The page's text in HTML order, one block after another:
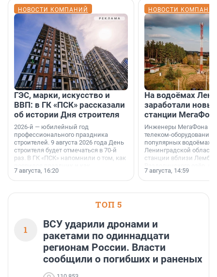
НОВОСТИ КОМПАНИЙ
ГЭС, марки, искусство и
ВВП: в ГК «ПСК» рассказали
об истории Дня строителя
2026-й — юбилейный год
профессионального праздника
строителей. 9 августа 2026 года День
строителя будет отмечаться в 70-й
раз. В ГК «ПСК» напомнили о том, как
поменялась роль строительства.
7 августа, 16:20
НОВОСТИ
На водоёмах
заработали
станции
Инженеры МегаФона
телеком-оборудование
популярных водоёмах
Ленинградской
станции вблизи
недалеко от Большого
водопада.
7 августа, 14:59
ТОП 5
1
ВСУ ударили дронами и
ракетами по одиннадцати
регионам России. Власти
сообщили о погибших и раненых